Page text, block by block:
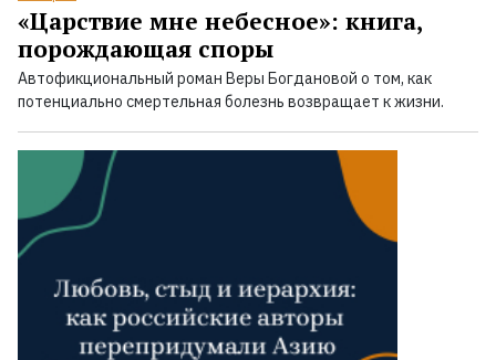
«Царствие мне небесное»: книга,
порождающая споры
Автофикциональный роман Веры Богдановой о том, как
потенциально смертельная болезнь возвращает к жизни.